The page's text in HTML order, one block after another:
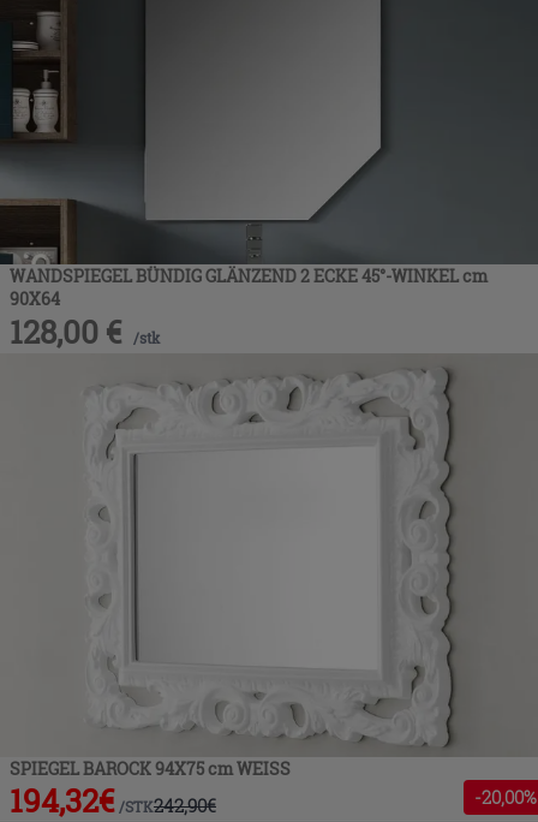
WANDSPIEGEL BÜNDIG GLÄNZEND 2 ECKE 45°-WINKEL cm
90X64
128,00 € /stk
SPIEGEL BAROCK 94X75 cm WEISS
194,32€ /STK242,90€ -20,00%